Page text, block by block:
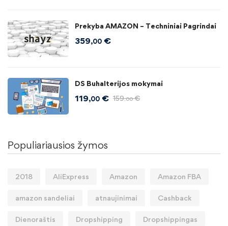
Prekyba AMAZON – Techniniai Pagrindai
359,00 €
DS Buhalterijos mokymai
119,00 € 159,00 €
Populiariausios žymos
2018 AliExpress Amazon Amazon FBA
amazon sandeliai atnaujinimai Cashback
Dienoraštis Dropshipping Dropshippingas